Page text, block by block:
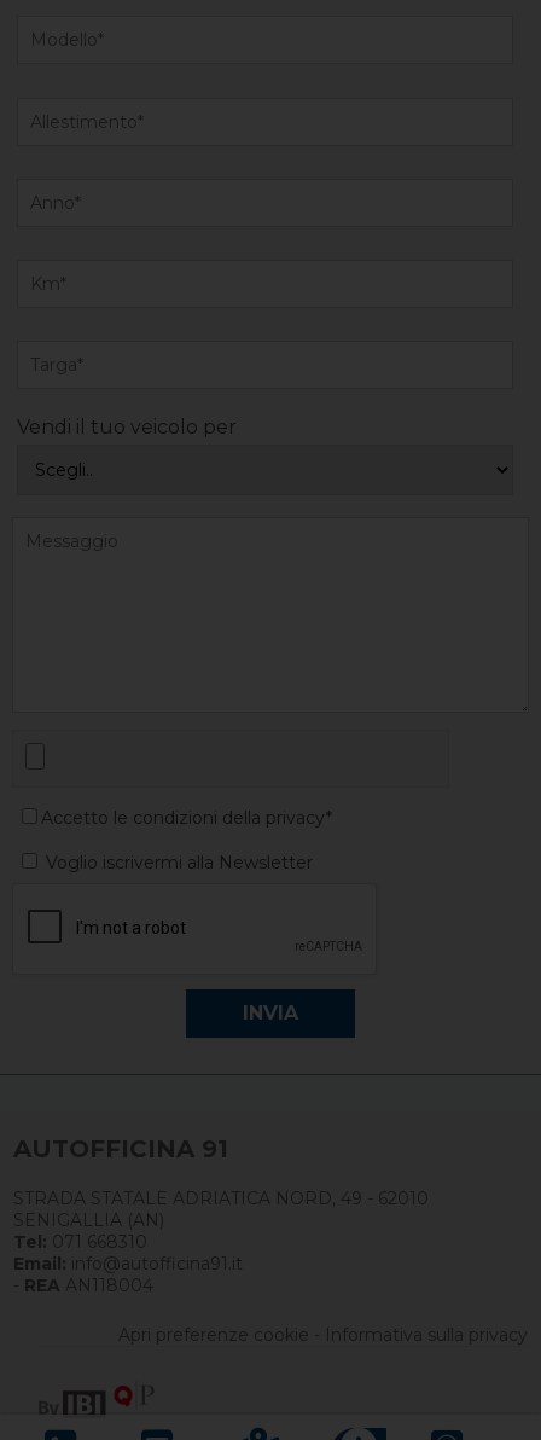
Vendi il tuo veicolo per
Accetto le condizioni della privacy*
Voglio iscrivermi alla Newsletter
AUTOFFICINA 91
STRADA STATALE ADRIATICA NORD, 49 - 62010
SENIGALLIA (AN)
Tel: 071 668310
Email: info@autofficina91.it
- REA AN118004
Apri preferenze cookie - Informativa sulla privacy